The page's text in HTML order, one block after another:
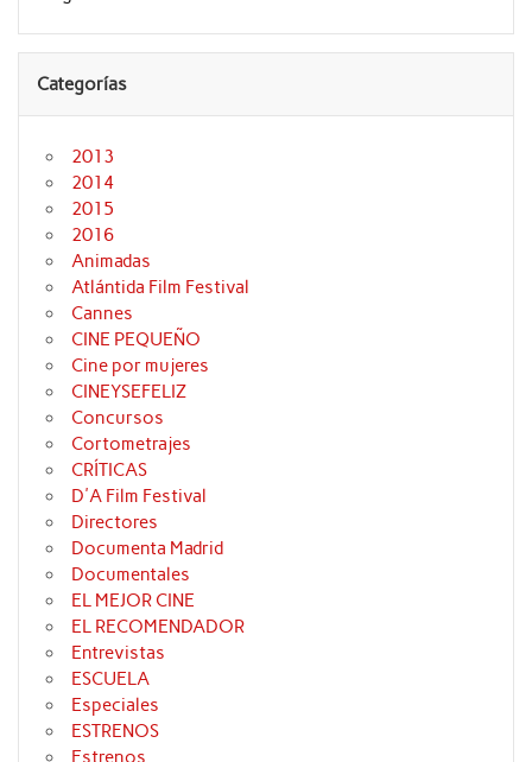
Categorías
2013
2014
2015
2016
Animadas
Atlántida Film Festival
Cannes
CINE PEQUEÑO
Cine por mujeres
CINEYSEFELIZ
Concursos
Cortometrajes
CRÍTICAS
D'A Film Festival
Directores
Documenta Madrid
Documentales
EL MEJOR CINE
EL RECOMENDADOR
Entrevistas
ESCUELA
Especiales
ESTRENOS
Estrenos